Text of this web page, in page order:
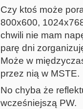
Czy ktoś może
800x600,
chwili nie mam
parę dni
Może w
przez nią w MSTE.
No chyba że
wcześniejszą PW.